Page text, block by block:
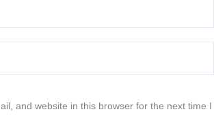
and website in this browser for the next time I